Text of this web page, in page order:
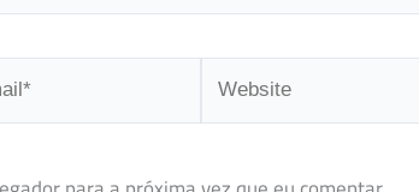
Website